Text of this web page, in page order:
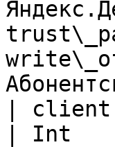
|
| Int    |